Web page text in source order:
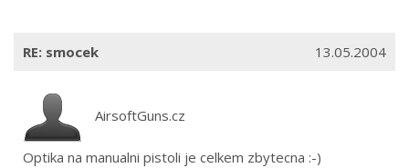
13.05.2004
RE: smocek
AirsoftGuns.cz
Optika na manualni pistoli je celkem zbytecna :-)